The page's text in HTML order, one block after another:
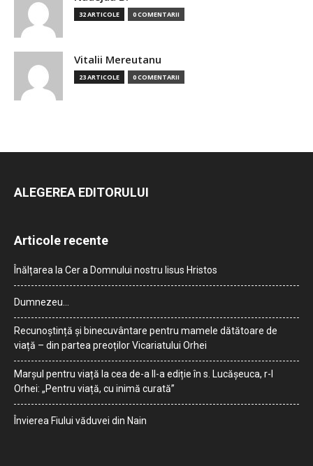
32 ARTICOLE 0 COMENTARII
Vitalii Mereutanu
23 ARTICOLE 0 COMENTARII
ALEGEREA EDITORULUI
Articole recente
Înălțarea la Cer a Domnului nostru Iisus Hristos
Dumnezeu…
Recunoștință și binecuvântare pentru mamele dătătoare de
viață – din partea preoților Vicariatului Orhei
Marșul pentru viață la cea de-a II-a ediție în s. Lucășeuca, r-l
Orhei: „Pentru viață, cu inimă curată”
Învierea Fiului văduvei din Nain